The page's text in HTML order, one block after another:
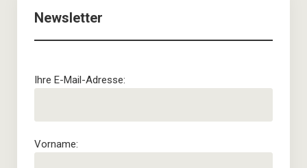
Newsletter
Ihre E-Mail-Adresse:
Vorname: